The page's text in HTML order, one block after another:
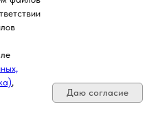
Каштан
лиственные
,
Даю согласие